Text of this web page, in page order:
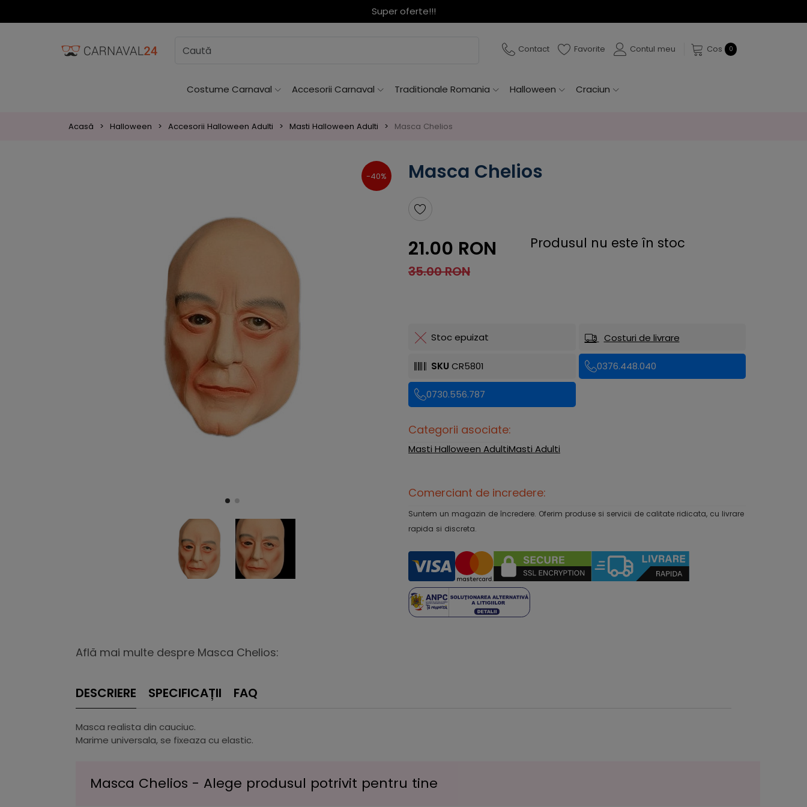
Super oferte!!!
Contact Favorite Contul meu Cos 0
Costume Carnaval Accesorii Carnaval Traditionale Romania Halloween Craciun
Acasă Halloween Accesorii Halloween Adulti Masti Halloween Adulti Masca Chelios
-40% Masca Chelios
21.00 RON
35.00 RON
Produsul nu este în stoc
Stoc epuizat Costuri de livrare
SKU CR5801 0376.448.040
0730.556.787
Categorii asociate:
Masti Halloween AdultiMasti Adulti
Comerciant de incredere:
Suntem un magazin de încredere. Oferim produse si servicii de calitate ridicata, cu livrare
rapida si discreta.
Află mai multe despre Masca Chelios:
DESCRIERE SPECIFICAȚII FAQ
Masca realista din cauciuc.
Marime universala, se fixeaza cu elastic.
Masca Chelios - Alege produsul potrivit pentru tine